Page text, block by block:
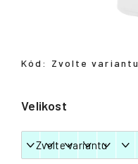
Velikost
Kód: Zvolte variantu